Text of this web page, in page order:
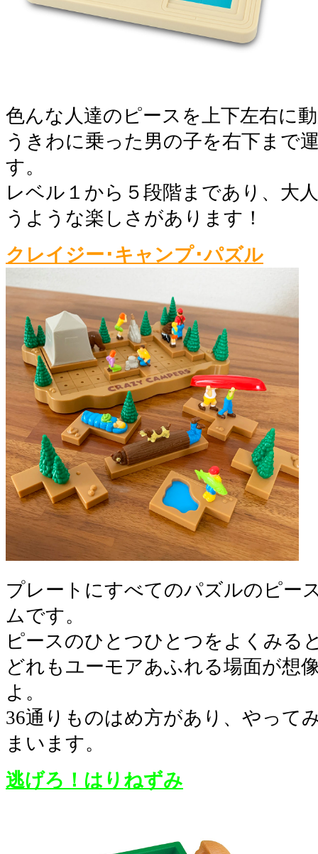
色んな人達のピースを上下左右に
うきわに乗った男の子を右下まで
す。
レベル１から５段階まであり、大
うような楽しさがあります！
クレイジー･キャンプ･パズル
プレートにすべてのパズルのピー
ムです。
ピースのひとつひとつをよくみる
どれもユーモアあふれる場面が想
よ。
36通りものはめ方があり、やって
まいます。
逃げろ！はりねずみ